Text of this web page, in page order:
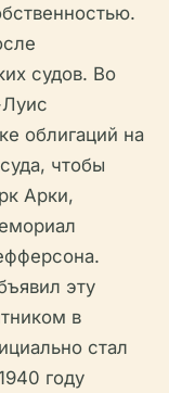
судов. Во
облигаций на
чтобы
Арки,
эту
в
стал
году